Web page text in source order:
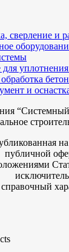
сверление и
уплотнения
и
на
публичной
справочный